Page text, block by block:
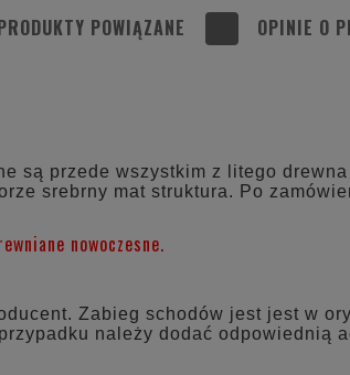
POWIĄZANE OPINIE O
są przede wszystkim z litego
srebrny mat struktura. Po
nowoczesne.
Zabieg schodów jest jest w
należy dodać odpowiednią